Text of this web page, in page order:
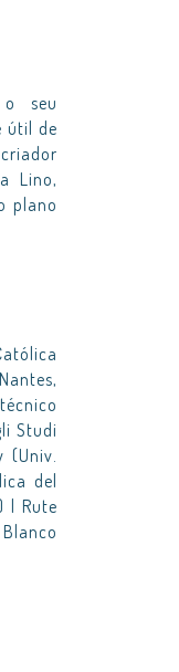
seu
útil de
Lino,
plano
Studi
(Univ.
del
| Rute